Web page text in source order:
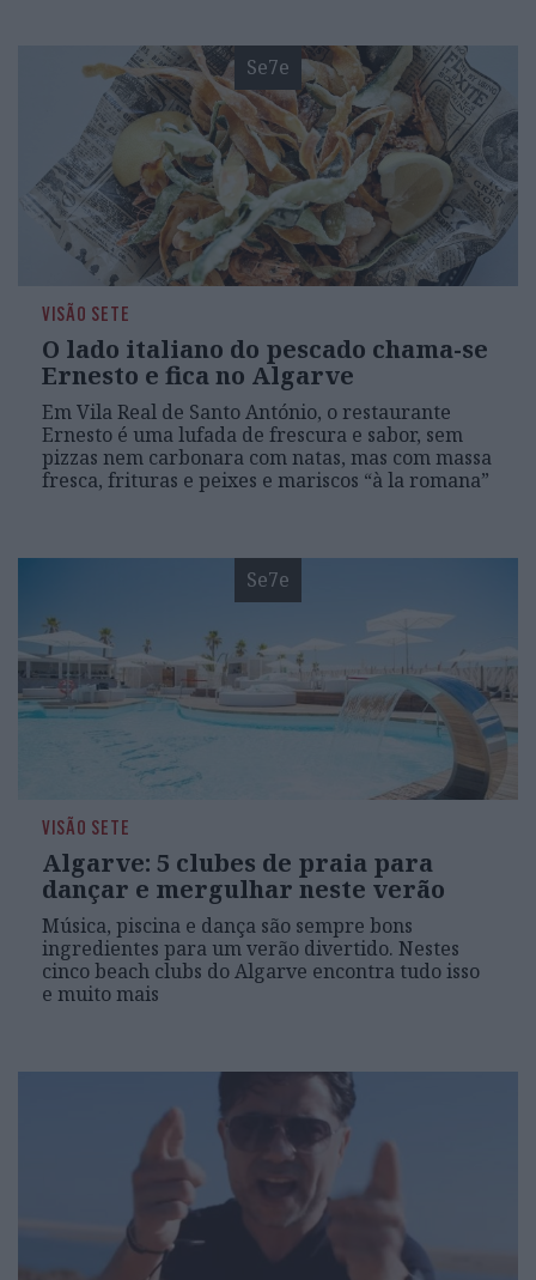
Se7e
VISÃO SETE
O lado italiano do pescado chama-se
Ernesto e fica no Algarve
Em Vila Real de Santo António, o restaurante
Ernesto é uma lufada de frescura e sabor, sem
pizzas nem carbonara com natas, mas com massa
fresca, frituras e peixes e mariscos “à la romana”
Se7e
VISÃO SETE
Algarve: 5 clubes de praia para
dançar e mergulhar neste verão
Música, piscina e dança são sempre bons
ingredientes para um verão divertido. Nestes
cinco beach clubs do Algarve encontra tudo isso
e muito mais